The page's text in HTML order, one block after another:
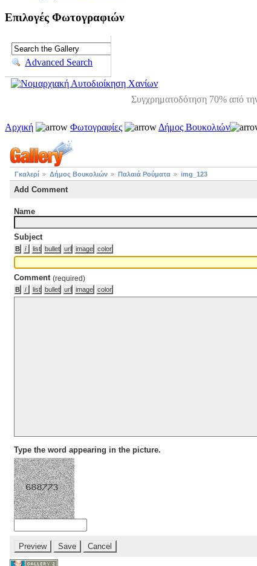
Επιλογές Φωτογραφιών
Advanced Search
Συγχρηματοδότηση 70% από
Αρχική Φωτογραφίες Δήμος Βουκολιών
Γκαλερί Δήμος Βουκολιών Παλαιά Ρούματα img_123
Add Comment
Name
Subject
Comment (required)
Type the word appearing in the picture.